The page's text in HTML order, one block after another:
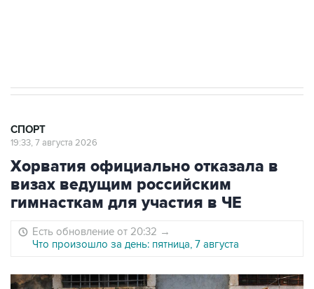
СПОРТ
19:33, 7 августа 2026
Хорватия официально отказала в
визах ведущим российским
гимнасткам для участия в ЧЕ
Есть обновление от 20:32 →
Что произошло за день: пятница, 7 августа